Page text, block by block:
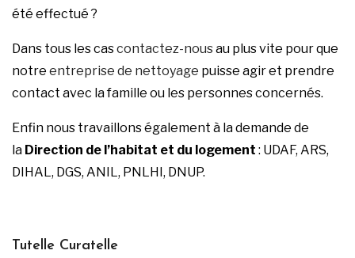
été effectué ?
Dans tous les cascontactez-nousau plus vite pour que
notre entreprise de nettoyage puisse agir et prendre
contact avec la famille ou les personnes concernés.
Enfin nous travaillons également à la demande de
la Direction de l’habitat et du logement : UDAF, ARS,
DIHAL, DGS, ANIL, PNLHI, DNUP.
Tutelle Curatelle